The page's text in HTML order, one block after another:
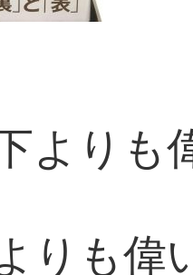
よりも
りも偉